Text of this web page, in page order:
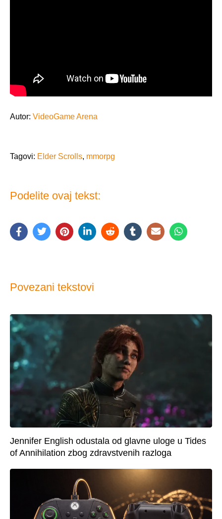
Autor: VideoGame Arena
Tagovi: Elder Scrolls, mmorpg
Podelite ovaj tekst:
Povezani tekstovi
Jennifer English odustala od glavne uloge u Tides
of Annihilation zbog zdravstvenih razloga